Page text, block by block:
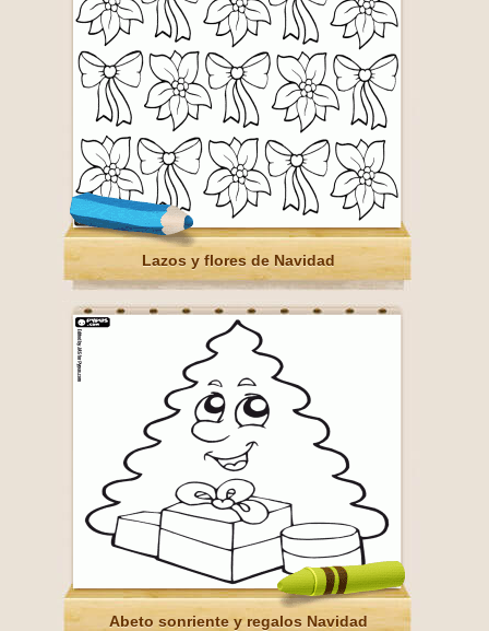
Lazos y flores de Navidad
Abeto sonriente y regalos Navidad